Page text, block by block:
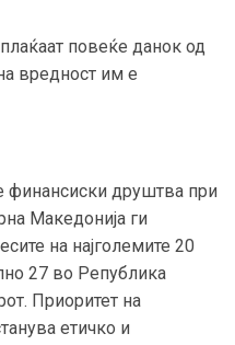
повеќе данок од
вредност им е
финансиски друштва при
Македонија ги
на најголемите 20
27 во Република
Приоритет на
етичко и